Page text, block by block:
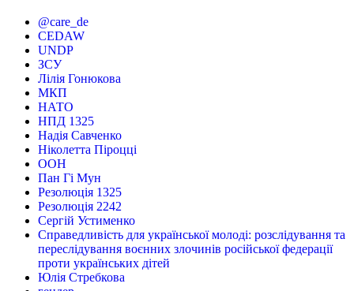
@care_de
CEDAW
UNDP
ЗСУ
Лілія Гонюкова
МКП
НАТО
НПД 1325
Надія Савченко
Ніколетта Піроцці
ООН
Пан Гі Мун
Резолюція 1325
Резолюція 2242
Сергій Устименко
Справедливість для української молоді: розслідування та
переслідування воєнних злочинів російської федерації
проти українських дітей
Юлія Стребкова